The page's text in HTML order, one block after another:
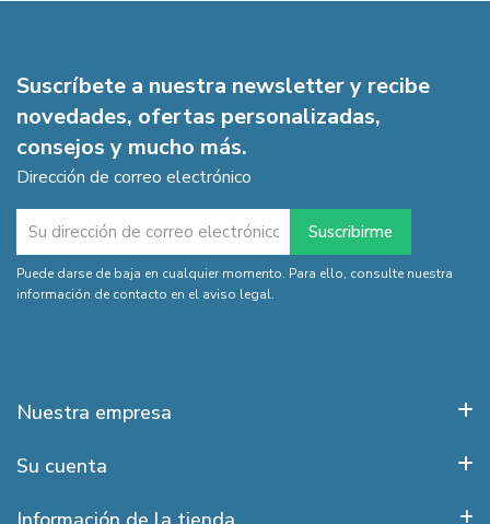
Suscríbete a nuestra newsletter y recibe
novedades, ofertas personalizadas,
consejos y mucho más.
Dirección de correo electrónico
Puede darse de baja en cualquier momento. Para ello, consulte nuestra
información de contacto en el aviso legal.
Nuestra empresa
Su cuenta